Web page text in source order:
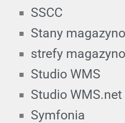
SSCC
Stany
strefy
Studio WMS
Studio WMS.net
Symfonia